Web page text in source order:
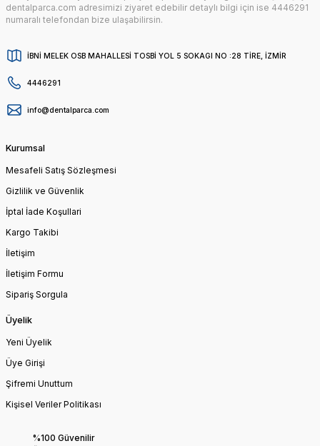
dentalparca.com adresimizi ziyaret edebilir detaylı bilgi için ise 4446291
numaralı telefondan bize ulaşabilirsin.
İBNİ MELEK OSB MAHALLESİ TOSBİ YOL 5 SOKAGI NO :28 TİRE, İZMİR
4446291
info@dentalparca.com
Kurumsal
Mesafeli Satış Sözleşmesi
Gizlilik ve Güvenlik
İptal İade Koşullari
Kargo Takibi
İletişim
İletişim Formu
Sipariş Sorgula
Üyelik
Yeni Üyelik
Üye Girişi
Şifremi Unuttum
Kişisel Veriler Politikası
%100 Güvenilir